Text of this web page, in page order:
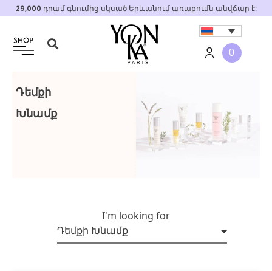
Skip
content
29,000 դրամ գնումից սկսած Երևանում առաքումն անվճար է:
0
Դեմքի
Խնամք
I'm looking for
Դեմքի Խնամք